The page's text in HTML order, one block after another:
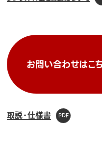
お問い合わせはこ
取説・仕様書